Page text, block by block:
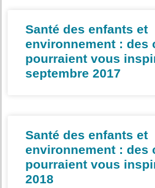
Santé des enfants et
environnement : des
pourraient vous
septembre 2017
Santé des enfants et
environnement : des
pourraient vous
2018